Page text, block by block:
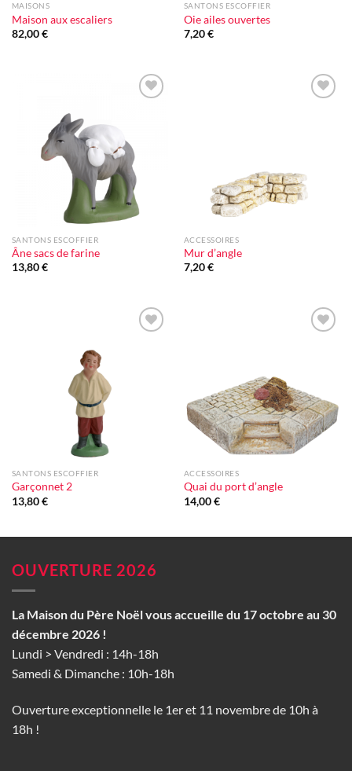
MAISONS
Maison aux escaliers
82,00€
SANTONS ESCOFFIER
Oie ailes ouvertes
7,20€
SANTONS ESCOFFIER
Âne sacs de farine
13,80€
ACCESSOIRES
Mur d’angle
7,20€
SANTONS ESCOFFIER
Garçonnet 2
13,80€
ACCESSOIRES
Quai du port d’angle
14,00€
OUVERTURE 2026
La Maison du Père Noël vous accueille du 17 octobre au 30
décembre 2026 !
Lundi > Vendredi : 14h-18h
Samedi & Dimanche : 10h-18h
Ouverture exceptionnelle le 1er et 11 novembre de 10h à
18h !